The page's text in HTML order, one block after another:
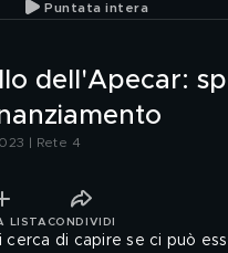
Puntata intera
dell'Apecar:
| Rete 4
LISTA CONDIVIDI
cerca di capire se ci può